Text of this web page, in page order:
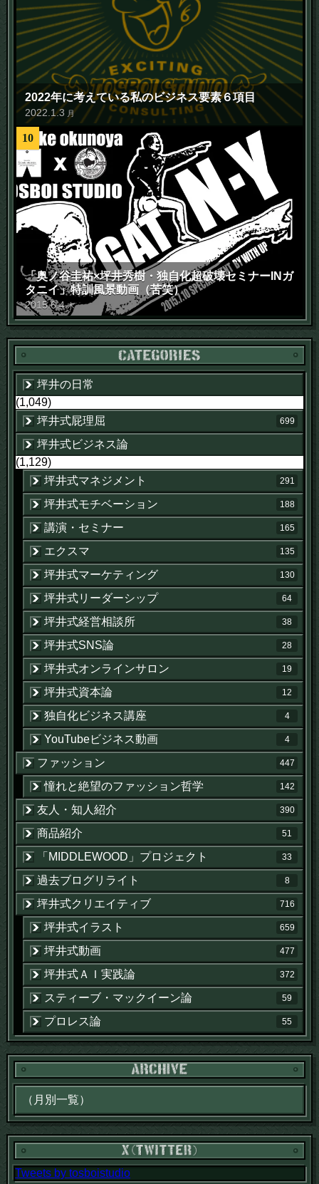
2022年に考えている私のビジネス要素６項目
2022 1.3 月
10
「奥ノ谷圭祐×坪井秀樹・独自化超破壊セミナーINガ
タニイ」特訓風景動画（苦笑）
2015.6.4 木
坪井の日常
(1,049)
坪井式屁理屈
699
坪井式ビジネス論
(1,129)
坪井式マネジメント
291
坪井式モチベーション 188
講演・セミナー 165
エクスマ 135
坪井式マーケティング 130
坪井式リーダーシップ 64
坪井式経営相談所 38
坪井式SNS論 28
坪井式オンラインサロン 19
坪井式資本論 12
独自化ビジネス講座 4
YouTubeビジネス動画 4
ファッション 447
憧れと絶望のファッション哲学 142
友人・知人紹介 390
商品紹介 51
「MIDDLEWOOD」プロジェクト 33
過去ブログリライト 8
坪井式クリエイティブ 716
坪井式イラスト 659
坪井式動画 477
坪井式ＡＩ実践論 372
スティーブ・マックイーン論 59
プロレス論 55
Tweets by tosboistudio